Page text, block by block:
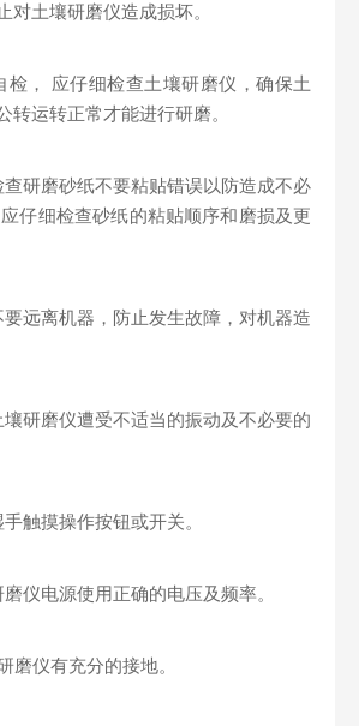
对土壤研磨仪造成损坏。
， 应仔细检查土壤研磨仪，确保土
转运转正常才能进行研磨。
磨砂纸不要粘贴错误以防造成不必
仔细检查砂纸的粘贴顺序和磨损及更
离机器，防止发生故障，对机器造
磨仪遭受不适当的振动及不必要的
摸操作按钮或开关。
电源使用正确的电压及频率。
仪有充分的接地。